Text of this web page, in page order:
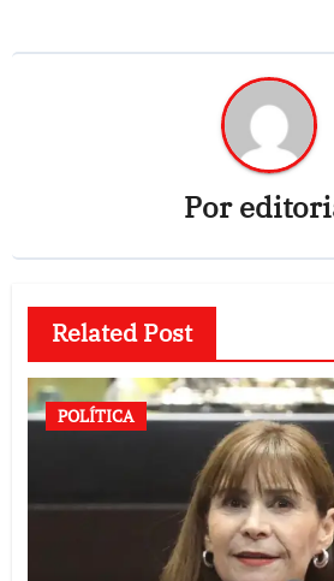
Por
Related Post
POLÍTICA